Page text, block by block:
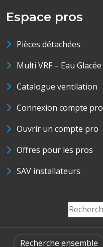
Espace pros
Pièces détachées
Multi VRF – Eau Glacée
Catalogue ventilation
Connexion compte pro
Ouvrir un compte pro
Offres pour les pros
SAV installateurs
Recherche ensemble